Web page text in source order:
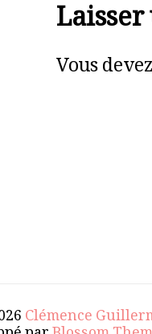
Vous devez
Clémence